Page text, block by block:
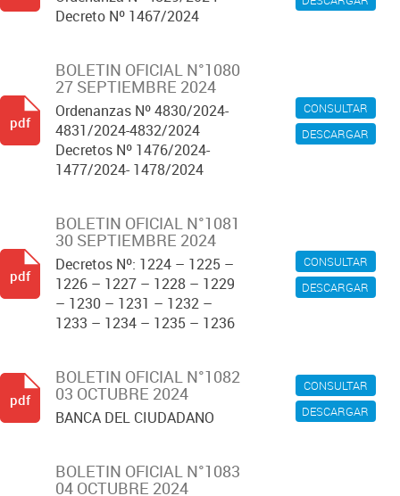
Decreto Nº 1467/2024
CONSULTAR
DESCARGAR
BOLETIN OFICIAL N°1080
27 SEPTIEMBRE 2024
Ordenanzas Nº 4830/2024-
4831/2024-4832/2024
Decretos Nº 1476/2024-
1477/2024- 1478/2024
pdf
CONSULTAR
DESCARGAR
BOLETIN OFICIAL N°1081
30 SEPTIEMBRE 2024
Decretos Nº: 1224 – 1225 –
1226 – 1227 – 1228 – 1229
– 1230 – 1231 – 1232 –
1233 – 1234 – 1235 – 1236
pdf
CONSULTAR
DESCARGAR
BOLETIN OFICIAL N°1082
03 OCTUBRE 2024
BANCA DEL CIUDADANO
pdf
BOLETIN OFICIAL N°1083
04 OCTUBRE 2024